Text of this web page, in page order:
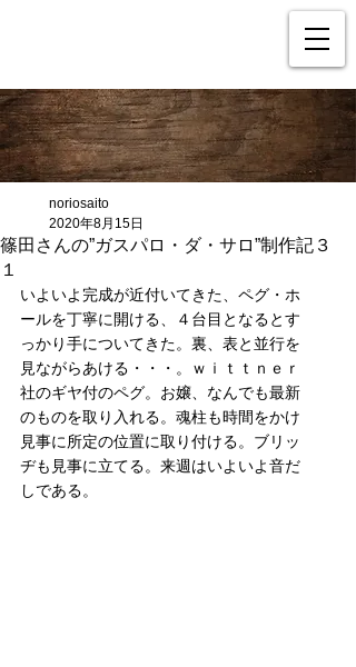
篠田さんの”ガスパロ・ダ・サロ”制作記３
１
noriosaito
2020年8月15日
いよいよ完成が近付いてきた、ペグ・ホ
ールを丁寧に開ける、４台目となるとす
っかり手についてきた。裏、表と並行を
見ながらあける・・・。ｗｉｔｔｎｅｒ
社のギヤ付のペグ。お嬢、なんでも最新
のものを取り入れる。魂柱も時間をかけ
見事に所定の位置に取り付ける。ブリッ
ヂも見事に立てる。来週はいよいよ音だ
しである。